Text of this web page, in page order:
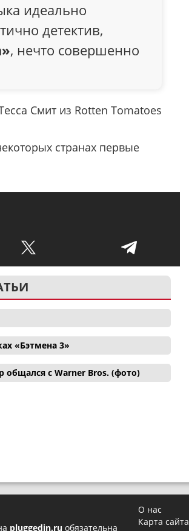
идеально
детектив,
, нечто совершенно
Смит из Rotten Tomatoes
странах первые
«Бэтмена 3»
общался с Warner Bros. (фото)
pluggedin.ru обязательна
О нас
Карта сайта